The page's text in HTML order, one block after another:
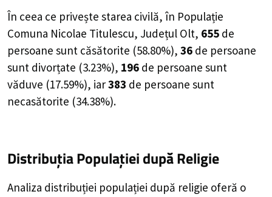
În ceea ce privește starea civilă, în Populație
Comuna Nicolae Titulescu, Județul Olt, 655 de
persoane sunt căsătorite (58.80%), 36 de persoane
sunt divorțate (3.23%), 196 de persoane sunt
văduve (17.59%), iar383 de persoane sunt
necasătorite (34.38%).
Distribuția Populațieidupă Religie
Analiza distribuției populației după religie oferă o